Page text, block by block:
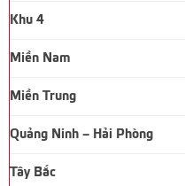
Khu 4
Miền Nam
Miền Trung
Quảng Ninh – Hải Phòng
Tây Bắc